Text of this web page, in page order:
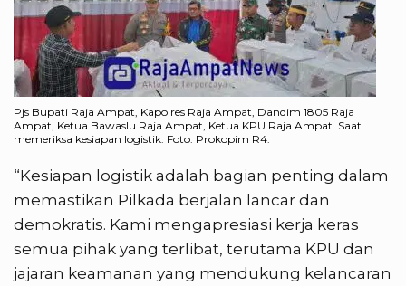
Pjs Bupati Raja Ampat, Kapolres Raja Ampat, Dandim 1805 Raja
Ampat, Ketua Bawaslu Raja Ampat, Ketua KPU Raja Ampat. Saat
memeriksa kesiapan logistik. Foto: Prokopim R4.
“Kesiapan logistik adalah bagian penting dalam
memastikan Pilkada berjalan lancar dan
demokratis. Kami mengapresiasi kerja keras
semua pihak yang terlibat, terutama KPU dan
jajaran keamanan yang mendukung kelancaran